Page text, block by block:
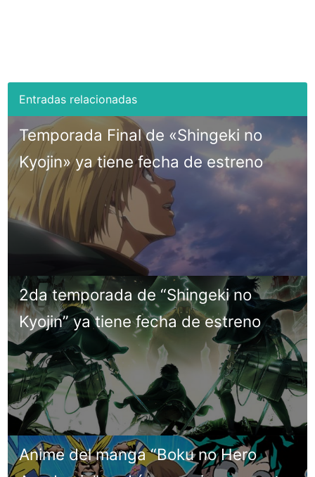
Temporada Final de «Shingeki no
Kyojin» ya tiene fecha de estreno
2da temporada de “Shingeki no
Kyojin” ya tiene fecha de estreno
Anime del manga “Boku no Hero